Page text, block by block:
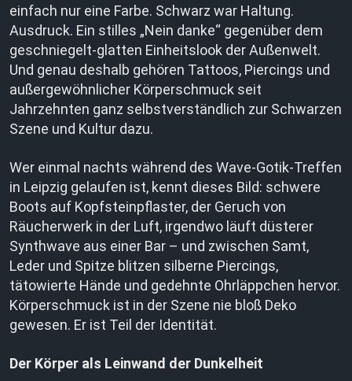
einfach nur eine Farbe. Schwarz war Haltung.
Ausdruck. Ein stilles „Nein danke“ gegenüber dem
geschniegelt-glatten Einheitslook der Außenwelt.
Und genau deshalb gehören Tattoos, Piercings und
außergewöhnlicher Körperschmuck seit
Jahrzehnten ganz selbstverständlich zur Schwarzen
Szene und Kultur dazu.
Wer einmal nachts während des Wave-Gotik-Treffen
in Leipzig gelaufen ist, kennt dieses Bild: schwere
Boots auf Kopfsteinpflaster, der Geruch von
Räucherwerk in der Luft, irgendwo läuft düsterer
Synthwave aus einer Bar – und zwischen Samt,
Leder und Spitze blitzen silberne Piercings,
tätowierte Hände und gedehnte Ohrläppchen hervor.
Körperschmuck ist in der Szene nie bloß Deko
gewesen. Er ist Teil der Identität.
Der Körper als Leinwand der Dunkelheit